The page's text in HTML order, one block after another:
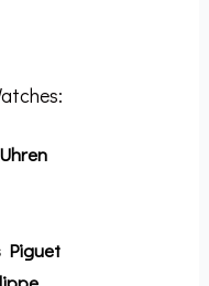
Piguet